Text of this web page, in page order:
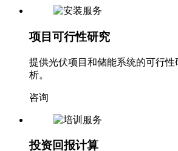
项目可行性研究
提供光伏项目和储能系统的可行性
析。
咨询
投资回报计算